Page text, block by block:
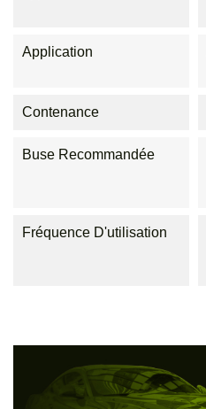
Application
Contenance
Buse Recommandée
Fréquence D'utilisation